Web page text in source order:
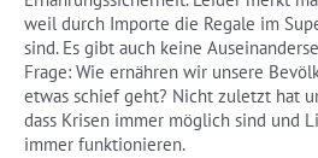
weil durch Importe die Regale im
sind. Es gibt auch keine
Frage: Wie ernähren wir unsere
etwas schief geht? Nicht zuletzt hat
dass Krisen immer möglich sind und
immer funktionieren.